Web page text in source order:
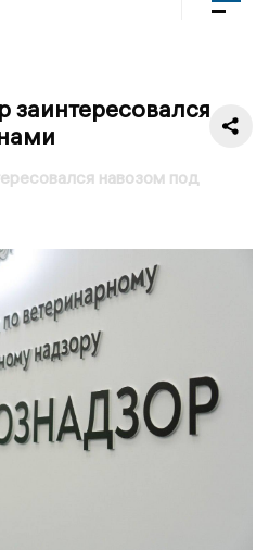
заинтересовался
навозом под